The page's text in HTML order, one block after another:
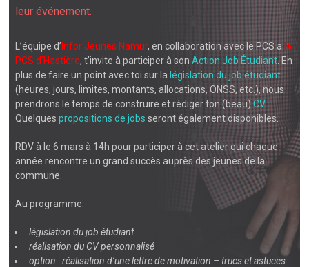
leur événement.
L’équipe d’ Infor Jeunes Namur, en collaboration avec le PCS a le
PCS d’Hastière, t’invite à participer à son Action Job Étudiant. En
plus de faire un point avec toi sur la législation du job étudiant
(heures, jours, limites, montants, allocations, ONSS, etc.), nous
prendrons le temps de construire et rédiger ton (beau) CV.
Quelques propositions de jobs seront également disponibles.
RDV à le 6 mars à 14h pour participer à cet atelier qui chaque
année rencontre un grand succès auprès des jeunes de la
commune.
Au programme:
législation du job étudiant
réalisation du CV personnalisé
option : réalisation d’une lettre de motivation – trucs et astuces